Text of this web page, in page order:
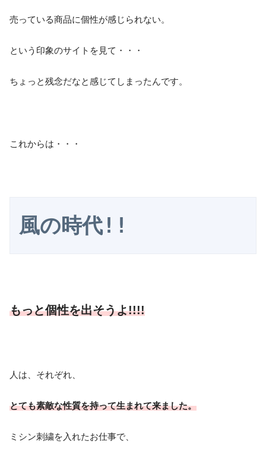
売っている商品に個性が感じられない。
という印象のサイトを見て・・・
ちょっと残念だなと感じてしまったんです。
これからは・・・
もっと個性を出そうよ!!!!
人は、それぞれ、
とても素敵な性質を持って生まれて来ました。
ミシン刺繍を入れたお仕事で、